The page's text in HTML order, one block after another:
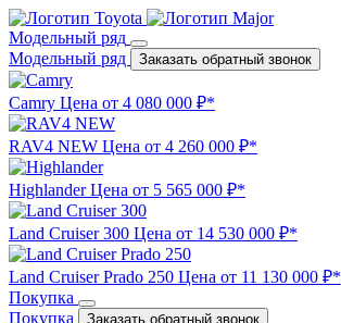
Модельный ряд
Модельный ряд
Заказать обратный звонок
Camry Цена от 4 080 000 ₽*
RAV4 NEW Цена от 4 260 000 ₽*
Highlander Цена от 5 565 000 ₽*
Land Cruiser 300 Цена от 14 530 000 ₽*
Land Cruiser Prado 250 Цена от 11 130 000 ₽*
Покупка
Покупка
Заказать обратный звонок